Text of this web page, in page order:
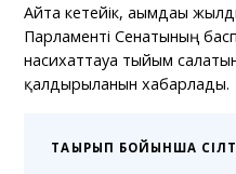
Айта кетейік, ағымдағы
Парламенті Сенатының
насихаттауға тыйым
қалдырылғанын хабарлады.
ТАҚЫРЫП БОЙЫНША